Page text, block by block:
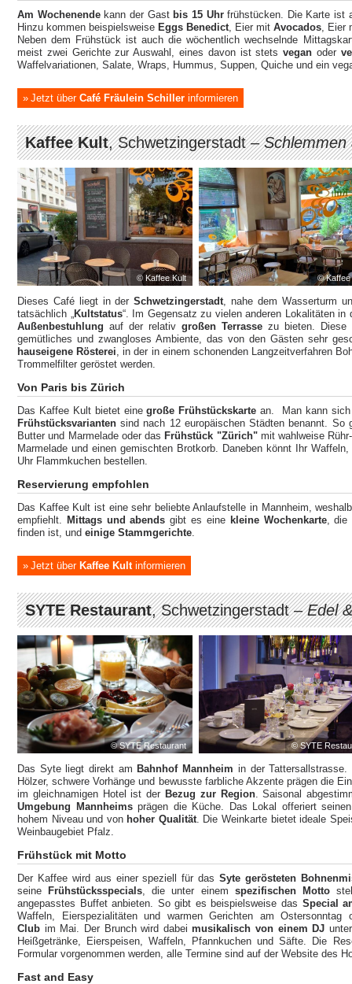
Am Wochenendekann der Gast bis 15 Uhrfrühstücken. Die Karte ist
Hinzu kommen beispielsweise Eggs Benedict , Eier mit Avocados ,
Neben dem Frühstück ist auch die wöchentlich wechselnde
meist zwei Gerichte zur Auswahl, eines davon ist stetsvegan oder
Waffelvariationen, Salate, Wraps, Hummus, Suppen, Quiche und ein
Jetzt über Café Fräulein Schiller informieren
Kaffee Kult, Schwetzingerstadt –Schlemmen
© Kaffee Kult © Kaffee
Dieses Café liegt in der Schwetzingerstadt , nahe dem Wasserturm
tatsächlich „ Kultstatus“. Im Gegensatz zu vielen anderen Lokalitäten
Außenbestuhlung auf der relativ großen Terrasse zu bieten. Diese
gemütliches und zwangloses Ambiente, das von den Gästen sehr
hauseigene Rösterei , in der in einem schonenden Langzeitverfahren
Trommelfilter geröstet werden.
Von Paris bis Zürich
Das Kaffee Kult bietet einegroße Frühstückskarte an. Man kann
Frühstücksvarianten sind nach 12 europäischen Städten benannt.
Butter und Marmelade oder dasFrühstück "Zürich"mit wahlweise
Marmelade und einen gemischten Brotkorb. Daneben könnt Ihr
Uhr Flammkuchen bestellen.
Reservierung empfohlen
Das Kaffee Kult ist eine sehr beliebte Anlaufstelle in Mannheim,
empfiehlt. Mittags und abends gibt es eine kleine Wochenkarte, die
finden ist, und einige Stammgerichte
Jetzt über Kaffee Kultinformieren
SYTE Restaurant, Schwetzingerstadt –Edel
© SYTE Restaurant © SYTE
Das Syte liegt direkt amBahnhof Mannheim in der
Hölzer, schwere Vorhänge und bewusste farbliche Akzente prägen die
im gleichnamigen Hotel ist der Bezug zur Region. Saisonal
Umgebung Mannheimsprägen die Küche. Das Lokal offeriert
hohem Niveau und vonhoher Qualität. Die Weinkarte bietet ideale
Weinbaugebiet Pfalz.
Frühstück mit Motto
Der Kaffee wird aus einer speziell für das Syte gerösteten
seineFrühstücksspecials , die unter einem spezifischen Motto
angepasstes Buffet anbieten. So gibt es beispielsweise das Special
Waffeln, Eierspezialitäten und warmen Gerichten am
Club im Mai. Der Brunch wird dabeimusikalisch von einem DJ
Heißgetränke, Eierspeisen, Waffeln, Pfannkuchen und Säfte. Die
Formular vorgenommen werden, alle Termine sind auf der Website des
Fast and Easy